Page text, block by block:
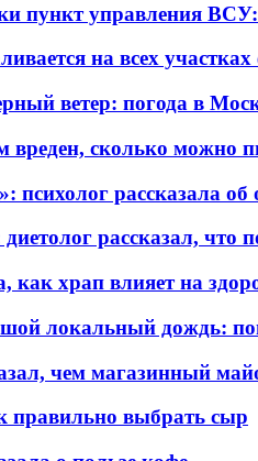
пункт управления
на всех
ветер: погода в
вреден, сколько можно
психолог рассказала об
рассказал, что
как храп влияет на
локальный дождь:
чем магазинный
правильно выбрать сыр